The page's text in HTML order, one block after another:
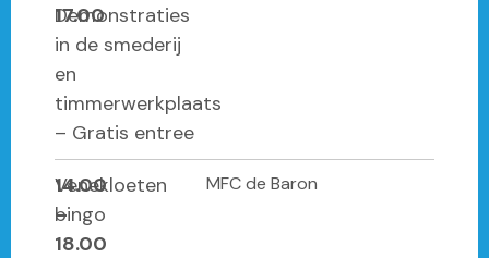
17.00
Demonstraties
in de smederij
en
timmerwerkplaats
– Gratis entree
14.00
–
18.00
Venekloeten
bingo
MFC de Baron